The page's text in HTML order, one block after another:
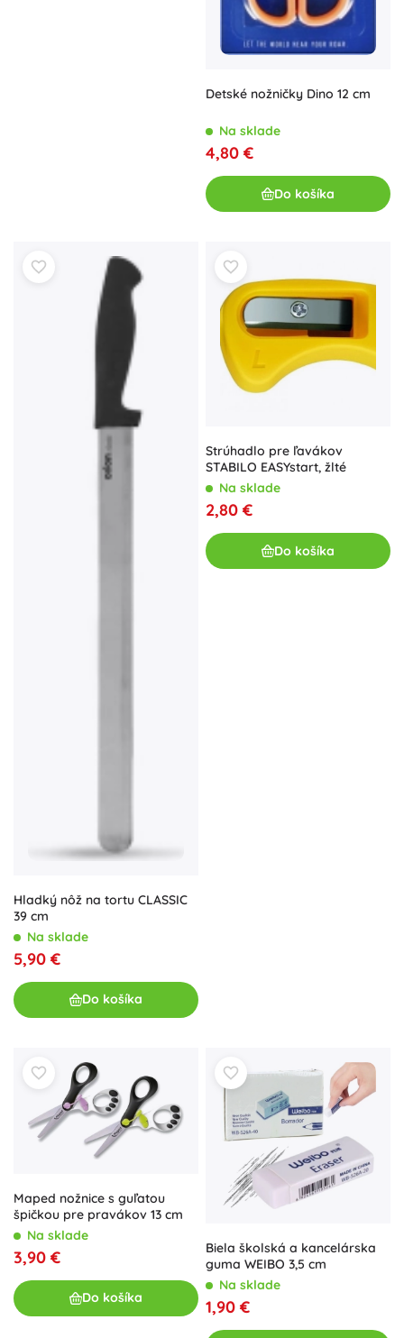
Detské nožničky Dino 12 cm
Na sklade
4,80 €
Do košíka
Hladký nôž na tortu CLASSIC
39 cm
Na sklade
5,90 €
Do košíka
Strúhadlo pre ľavákov
STABILO EASYstart, žlté
Na sklade
2,80 €
Do košíka
Maped nožnice s guľatou
špičkou pre pravákov 13 cm
Na sklade
3,90 €
Do košíka
Biela školská a kancelárska
guma WEIBO 3,5 cm
Na sklade
1,90 €